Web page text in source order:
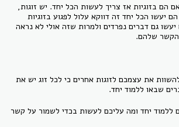
הם בזוגיות אז צריך לעשות הכל יחד. יש זוגות,
יעשו הכל יחד זה דווקא עלול לפגוע בזוגיות
גם דברים נפרדים ולמרות שזה אולי לא נראה
הקשר שלהם.
את עצמכם לזוגות אחרים כי לכל זוג יש את
שבאו ללמוד יחד.
ללמוד יחד ומה עליכם לעשות בכדי לשמור על קשר